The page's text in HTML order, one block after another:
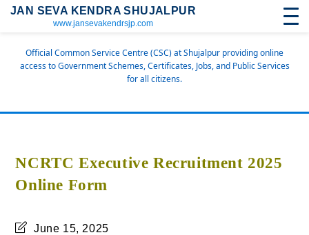
JAN SEVA KENDRA SHUJALPUR
www.jansevakendrsjp.com
Official Common Service Centre (CSC) at Shujalpur providing online
access to Government Schemes, Certificates, Jobs, and Public Services
for all citizens.
NCRTC Executive Recruitment 2025
Online Form
June 15, 2025